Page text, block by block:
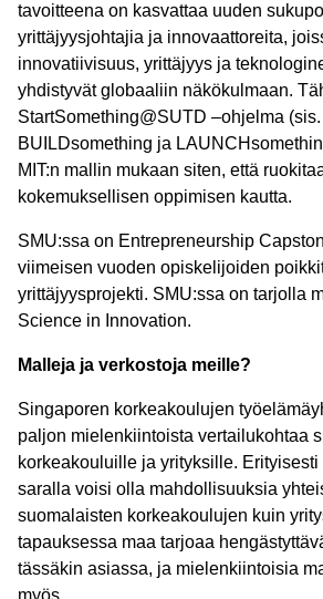
tavoitteena on kasvattaa uuden
yrittäjyysjohtajia ja innovaattoreita,
innovatiivisuus, yrittäjyys ja
yhdistyvät globaaliin näkökulmaan.
StartSomething@SUTD –ohjelma
BUILDsomething ja
MIT:n mallin mukaan siten, että
kokemuksellisen oppimisen kautta.
SMU:ssa on Entrepreneurship
viimeisen vuoden opiskelijoiden
yrittäjyysprojekti. SMU:ssa on tarjolla
Science in Innovation.
Malleja ja verkostoja meille?
Singaporen korkeakoulujen
paljon mielenkiintoista vertailukohtaa
korkeakouluille ja yrityksille.
saralla voisi olla mahdollisuuksia
suomalaisten korkeakoulujen kuin
tapauksessa maa tarjoaa
tässäkin asiassa, ja mielenkiintoisia
myös.